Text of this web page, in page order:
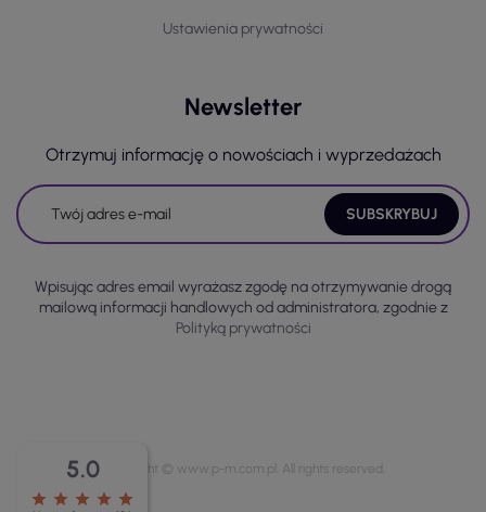
Ustawienia prywatności
Newsletter
Otrzymuj informację o nowościach i wyprzedażach
Wpisując adres email wyrażasz zgodę na otrzymywanie drogą
mailową informacji handlowych od administratora, zgodnie z
Polityką prywatności
5.0
star star star star star
Copyright © www.p-m.com.pl. All rights reserved.